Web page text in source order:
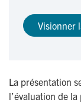
Visionner
La présentation
l’évaluation de